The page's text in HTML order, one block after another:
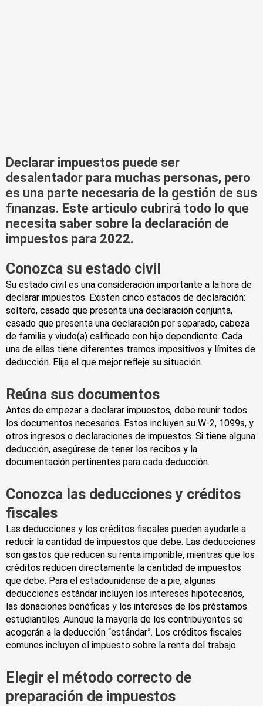
Declarar impuestos puede ser
desalentador para muchas personas, pero
es una parte necesaria de la gestión de sus
finanzas. Este artículo cubrirá todo lo que
necesita saber sobre la declaración de
impuestos para 2022.
Conozca su estado civil
Su estado civil es una consideración importante a la hora de
declarar impuestos. Existen cinco estados de declaración:
soltero, casado que presenta una declaración conjunta,
casado que presenta una declaración por separado, cabeza
de familia y viudo(a) calificado con hijo dependiente. Cada
una de ellas tiene diferentes tramos impositivos y límites de
deducción. Elija el que mejor refleje su situación.
Reúna sus documentos
Antes de empezar a declarar impuestos, debe reunir todos
los documentos necesarios. Estos incluyen su W-2, 1099s, y
otros ingresos o declaraciones de impuestos. Si tiene alguna
deducción, asegúrese de tener los recibos y la
documentación pertinentes para cada deducción.
Conozca las deducciones y créditos
fiscales
Las deducciones y los créditos fiscales pueden ayudarle a
reducir la cantidad de impuestos que debe. Las deducciones
son gastos que reducen su renta imponible, mientras que los
créditos reducen directamente la cantidad de impuestos
que debe. Para el estadounidense de a pie, algunas
deducciones estándar incluyen los intereses hipotecarios,
las donaciones benéficas y los intereses de los préstamos
estudiantiles. Aunque la mayoría de los contribuyentes se
acogerán a la deducción “estándar”. Los créditos fiscales
comunes incluyen el impuesto sobre la renta del trabajo.
Elegir el método correcto de
preparación de impuestos